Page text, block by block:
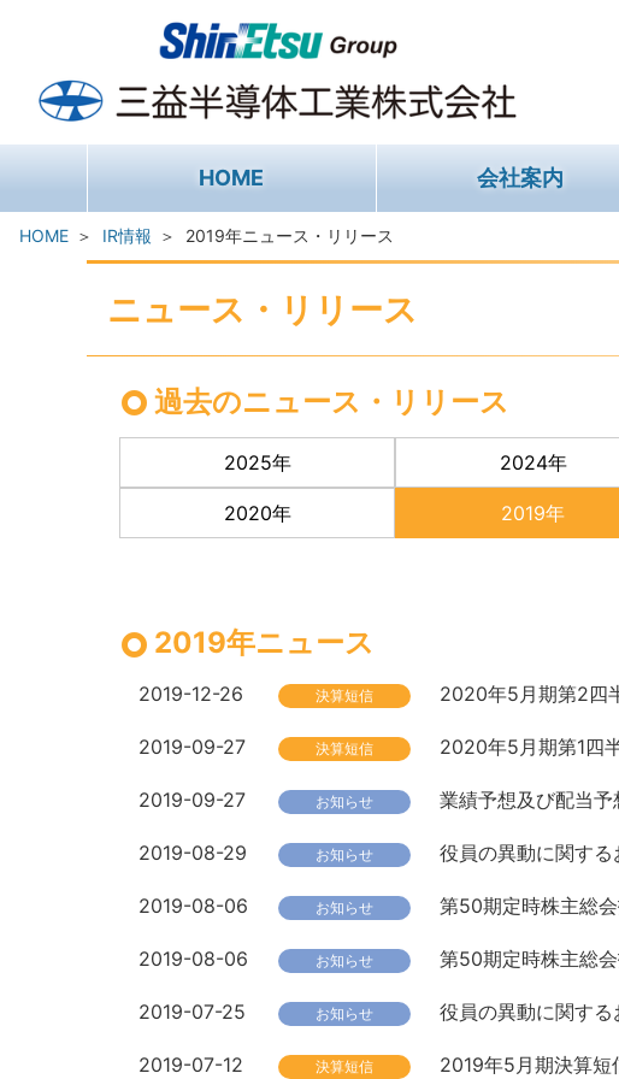
HOME 会社案内
HOME IR情報 2019年ニュース・リリース
ニュース・リリース
過去のニュース・リリース
2025年 2024年
2020年 2019年
2019年ニュース
2019-12-26 決算短信 2020年5月期第2四
2019-09-27 決算短信 2020年5月期第1四
2019-09-27 お知らせ 業績予想及び配当
2019-08-29 お知らせ 役員の異動に関す
2019-08-06 お知らせ 第50期定時株主総
2019-08-06 お知らせ 第50期定時株主総
2019-07-25 お知らせ 役員の異動に関す
2019-07-12 決算短信 2019年5月期決算短